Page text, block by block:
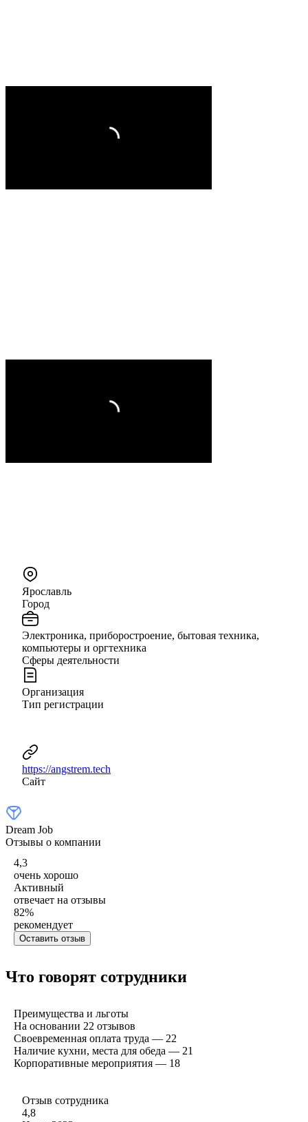
Ярославль
Город
Электроника, приборостроение, бытовая техника,
компьютеры и оргтехника
Сферы деятельности
Организация
Тип регистрации
https://angstrem.tech
Сайт
Dream Job
Отзывы о компании
4,3
очень хорошо
Активный
отвечает на отзывы
82%
рекомендует
Оставить отзыв
Что говорят сотрудники
Преимущества и льготы
На основании 22 отзывов
Своевременная оплата труда — 22
Наличие кухни, места для обеда — 21
Корпоративные мероприятия — 18
Отзыв сотрудника
4,8